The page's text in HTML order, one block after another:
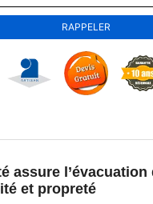
assure l’évacuation
et propreté